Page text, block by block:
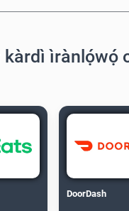
kàrdì ìrànlọ́wọ́
DoorDash